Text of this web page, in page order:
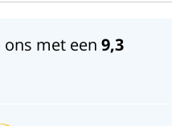
met een 9,3